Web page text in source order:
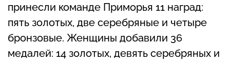
принесли команде Приморья 11 наград:
пять золотых, две серебряные и четыре
бронзовые. Женщины добавили 36
медалей: 14 золотых, девять серебряных и